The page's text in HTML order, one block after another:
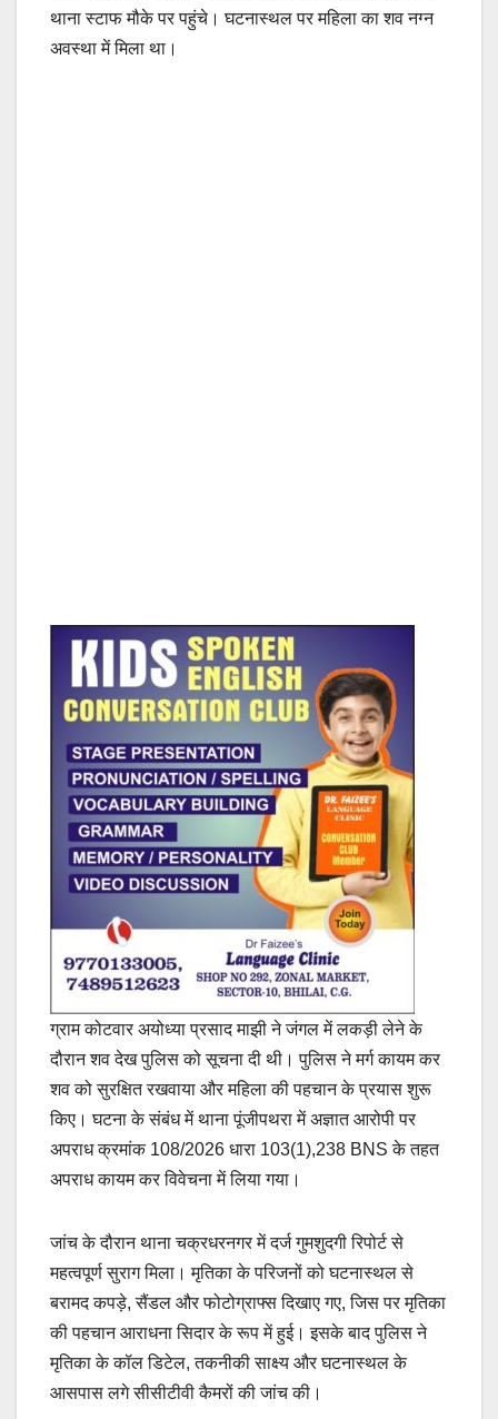
थाना स्टाफ मौके पर पहुंचे। घटनास्थल पर महिला का शव नग्न
अवस्था में मिला था।
ग्राम कोटवार अयोध्या प्रसाद माझी ने जंगल में लकड़ी लेने के
दौरान शव देख पुलिस को सूचना दी थी। पुलिस ने मर्ग कायम कर
शव को सुरक्षित रखवाया और महिला की पहचान के प्रयास शुरू
किए। घटना के संबंध में थाना पूंजीपथरा में अज्ञात आरोपी पर
अपराध क्रमांक 108/2026 धारा 103(1),238 BNS के तहत
अपराध कायम कर विवेचना में लिया गया।
जांच के दौरान थाना चक्रधरनगर में दर्ज गुमशुदगी रिपोर्ट से
महत्वपूर्ण सुराग मिला। मृतिका के परिजनों को घटनास्थल से
बरामद कपड़े, सैंडल और फोटोग्राफ्स दिखाए गए, जिस पर मृतिका
की पहचान आराधना सिदार के रूप में हुई। इसके बाद पुलिस ने
मृतिका के कॉल डिटेल, तकनीकी साक्ष्य और घटनास्थल के
आसपास लगे सीसीटीवी कैमरों की जांच की।